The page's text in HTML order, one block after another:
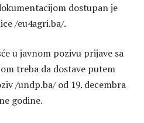
dostupan je
/eu4agri.ba/.
u javnom pozivu prijave sa
treba da dostave putem
/undp.ba/ od 19. decembra
godine.